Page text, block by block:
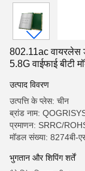
802.11ac वायरलेस
5.8G वाईफाई बीटी
उत्पाद विवरण
उत्पत्ति के प्लेस: चीन
ब्रांड नाम:
प्रमाणन: SRRC/
मॉडल संख्या: 8274बी-
भुगतान और शिपिंग शर्तें